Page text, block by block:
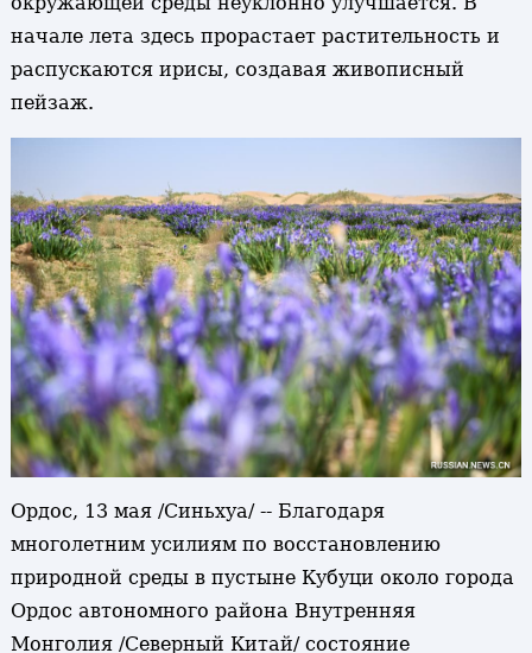
начале лета здесь прорастает растительность и
распускаются ирисы, создавая живописный
пейзаж.
Ордос, 13 мая /Синьхуа/ -- Благодаря
многолетним усилиям по восстановлению
природной среды в пустыне Кубуци около города
Ордос автономного района Внутренняя
Монголия /Северный Китай/ состояние